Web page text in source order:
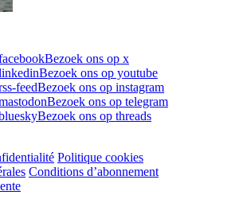
Bezoek ons op x
Bezoek ons op youtube
feedBezoek ons op instagram
Bezoek ons op telegram
Bezoek ons op threads
Politique cookies
Conditions d’abonnement